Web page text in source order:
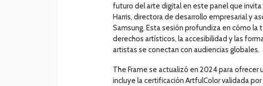
futuro del arte digital en este panel que
Harris, directora de desarrollo empresarial y
Samsung. Esta sesión profundiza en cómo
derechos artísticos, la accesibilidad y las
artistas se conectan con audiencias globales.
The Frame se actualizó en 2024 para
incluye la certificación ArtfulColor validada